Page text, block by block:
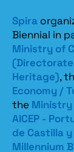
Spira
Biennial in
Ministry of
Heritage),
Economy /
the
AICEP -
de Castilla y
Millennium